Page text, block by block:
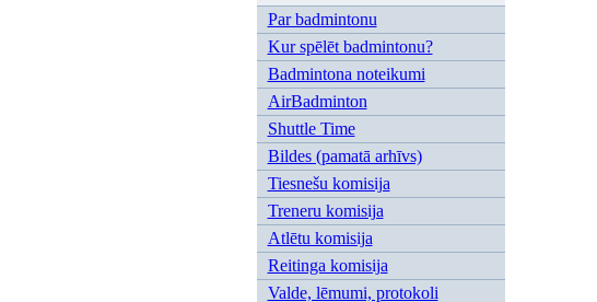
Par badmintonu
Kur spēlēt badmintonu?
Badmintona noteikumi
AirBadminton
Shuttle Time
Bildes (pamatā arhīvs)
Tiesnešu komisija
Treneru komisija
Atlētu komisija
Reitinga komisija
Valde, lēmumi, protokoli